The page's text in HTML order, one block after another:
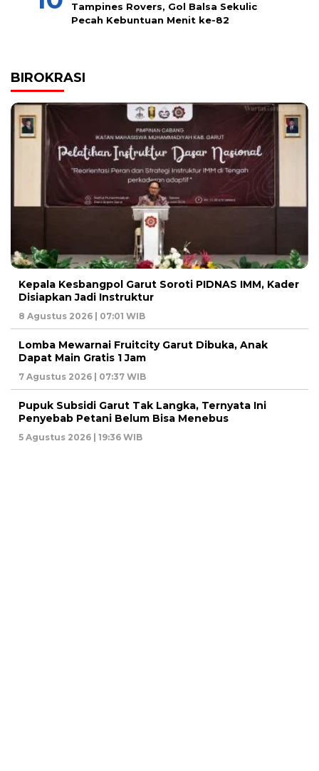
Tampines Rovers, Gol Balsa Sekulic
Pecah Kebuntuan Menit ke-82
BIROKRASI
Kepala Kesbangpol Garut Soroti PIDNAS IMM, Kader
Disiapkan Jadi Instruktur
8 Agustus 2026 | 07:01 WIB
Lomba Mewarnai Fruitcity Garut Dibuka, Anak
Dapat Main Gratis 1 Jam
7 Agustus 2026 | 07:37 WIB
Pupuk Subsidi Garut Tak Langka, Ternyata Ini
Penyebab Petani Belum Bisa Menebus
5 Agustus 2026 | 19:36 WIB